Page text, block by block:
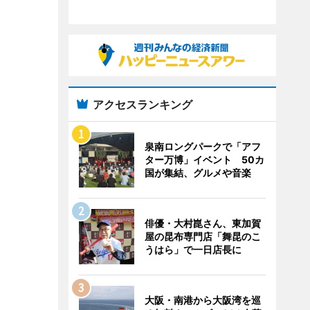
アクセスランキング
泉南ロングパークで「アフ
ター万博」イベント 50カ
国が集結、グルメや音楽
俳優・大村崑さん、東加賀
屋の昆布専門店「舞昆のこ
うはら」で一日店長に
大阪・南港から大阪湾を巡